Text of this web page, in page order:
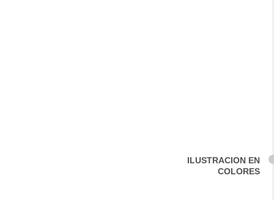
ILUSTRACION EN
COLORES